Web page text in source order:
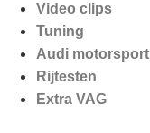
Video clips
Tuning
Audi motorsport
Rijtesten
Extra VAG